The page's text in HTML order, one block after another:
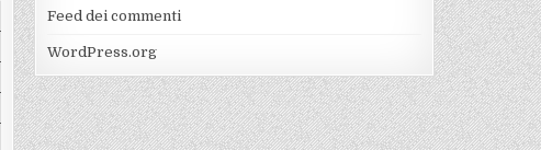
Feed dei commenti
WordPress.org